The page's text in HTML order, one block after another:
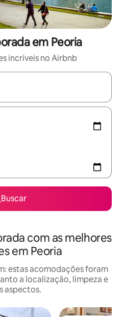
em Peoria
incríveis no Airbnb
disponíveis, explore-os
Buscar
com as melhores
em Peoria
estas acomodações foram
a localização, limpeza e
aspectos.